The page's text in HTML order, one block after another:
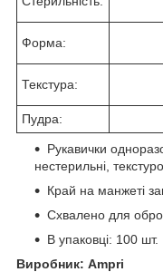
Форма:
Текстура:
Пудра:
Рукавички
нестерильні,
Край на манжеті
Схвалено для
В упаковці: 100 шт.
Виробник: Ampri